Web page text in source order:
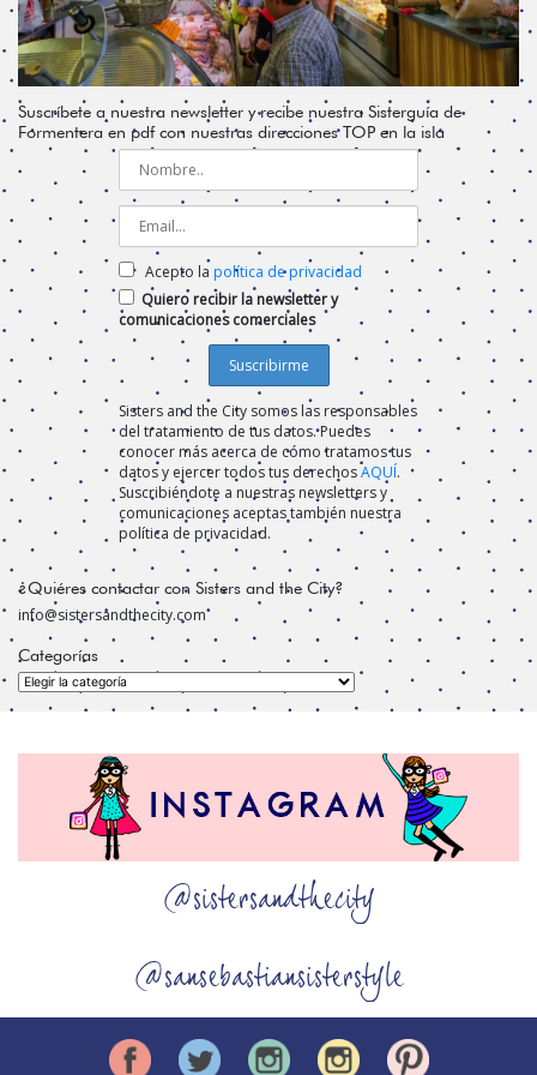
Suscríbete a nuestra newsletter y recibe nuestra Sisterguía de
Formentera en pdf con nuestras direcciones TOP en la isla
Acepto la política de privacidad
Quiero recibir la newsletter y
comunicaciones comerciales
Sisters and the City somos las responsables
del tratamiento de tus datos. Puedes
conocer más acerca de cómo tratamos tus
datos y ejercer todos tus derechosAQUÍ.
Suscribiéndote a nuestras newsletters y
comunicaciones aceptas también nuestra
política de privacidad.
¿Quiéres contactar con Sisters and the City?
info@sistersandthecity.com
Categorías
Categorías
@sistersandthecity
@sansebastiansisterstyle